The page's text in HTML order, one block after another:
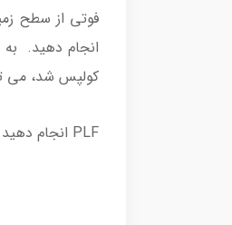
فوتی از سطح
انجام دهید. به
کولپس شد، می
PLF انجام دهید.(به زمین افتادن با چرخش و گردش چتر)